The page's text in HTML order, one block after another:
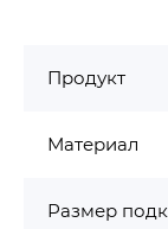
Продукт
Материал
Размер